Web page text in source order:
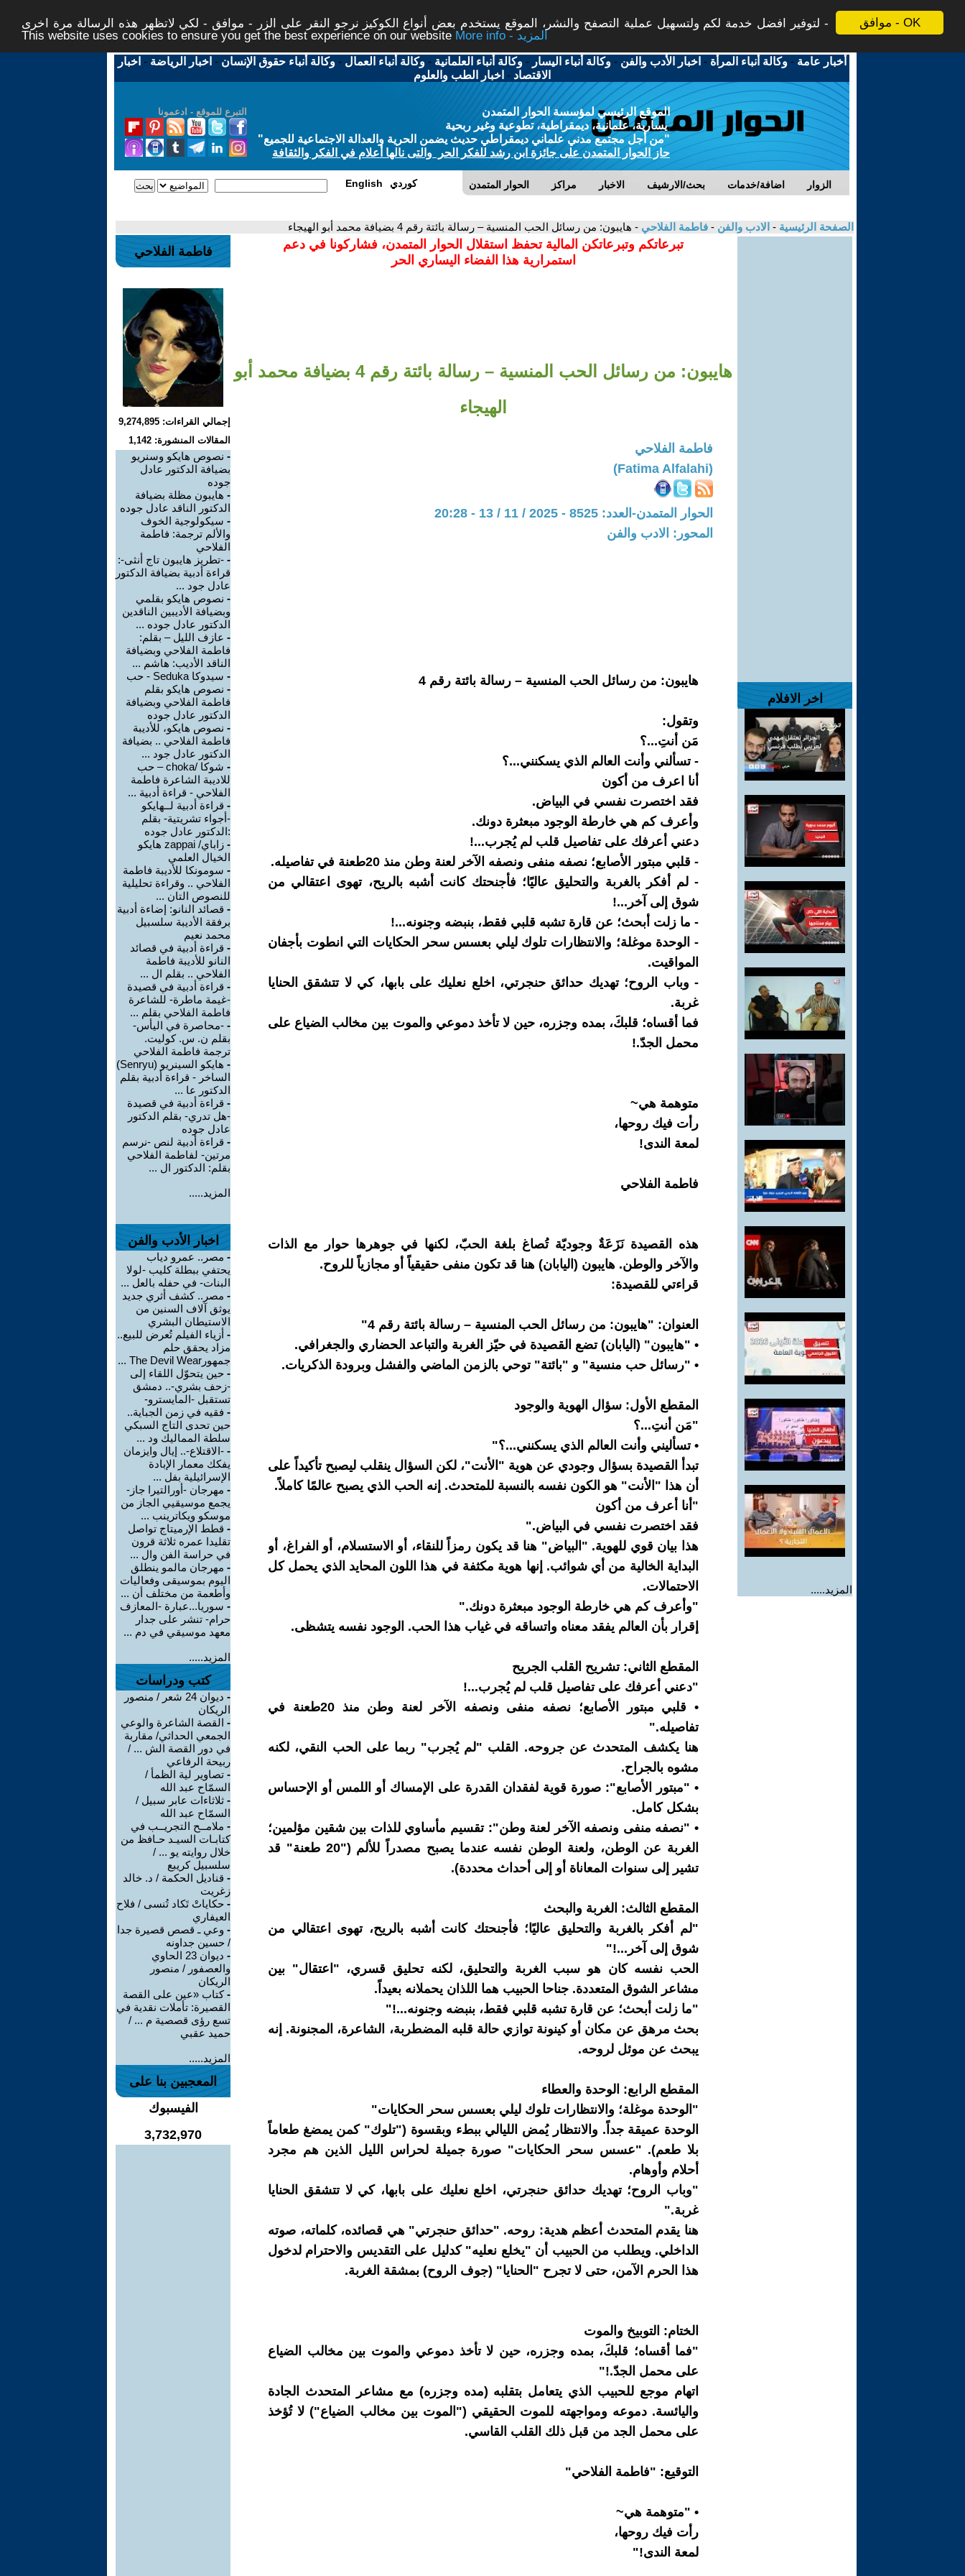
موافق - OK
لتوفير افضل خدمة لكم ولتسهيل عملية التصفح والنشر، الموقع يستخدم بعض أنواع الكوكيز نرجو النقر على الزر - موافق - لكي لاتظهر هذه الرسالة مرة اخرى -
This website uses cookies to ensure you get the best experience on our website
More info - المزيد
أخبار عامة -وكالة أنباء المرأة - اخبار الأدب والفن -وكالة أنباء اليسار -وكالة أنباء العلمانية -وكالة أنباء العمال -وكالة أنباء حقوق الإنسان - اخبار الرياضة - اخبار
الاقتصاد - اخبار الطب والعلوم
التبرع للموقع - ادعمونا
الموقع الرئيسي لمؤسسة الحوار المتمدن
يسارية، علمانية، ديمقراطية، تطوعية وغير ربحية
"من أجل مجتمع مدني علماني ديمقراطي حديث يضمن الحرية والعدالة الاجتماعية للجميع"
حاز الحوار المتمدن على جائزة ابن رشد للفكر الحر والتى نالها أعلام في الفكر والثقافة
الحوار المتمدن مراكز الاخبار بحث/الارشيف اضافة/خدمات الزوار English كوردي
الصفحة الرئيسية - الادب والفن - فاطمة الفلاحي - هايبون: من رسائل الحب المنسية – رسالة بائتة رقم 4 بضيافة محمد أبو الهيجاء
اخر الافلام
المزيد.....
تبرعاتكم وتبرعاتكن المالية تحفظ استقلال الحوار المتمدن، فشاركونا في دعم
استمرارية هذا الفضاء اليساري الحر
هايبون: من رسائل الحب المنسية – رسالة بائتة رقم 4 بضيافة محمد أبو
الهيجاء
فاطمة الفلاحي
(Fatima Alfalahi)
الحوار المتمدن-العدد: 8525 - 2025 / 11 / 13 - 20:28
المحور: الادب والفن
هايبون: من رسائل الحب المنسية – رسالة بائتة رقم 4
وتقول:
مَن أنتِ...؟
- تسألني وأنت العالم الذي يسكنني...؟
أنا اعرف من أكون
فقد اختصرت نفسي في البياض.
وأعرف كم هي خارطة الوجود مبعثرة دونك.
دعني أعرفك على تفاصيل قلب لم يُجرب...!
- قلبي مبتور الأصابع؛ نصفه منفى ونصفه الآخر لعنة وطن منذ 20طعنة في تفاصيله.
- لم أفكر بالغربة والتحليق عاليًا؛ فأجنحتك كانت أشبه بالريح، تهوى اعتقالي من
شوق إلى آخر...!
- ما زلت أبحث؛ عن قارة تشبه قلبي فقط، بنبضه وجنونه...!
- الوحدة موغلة؛ والانتظارات تلوك ليلي بعسس سحر الحكايات التي انطوت بأجفان
المواقيت.
- وباب الروح؛ تهديك حدائق حنجرتي، اخلع نعليك على بابها، كي لا تتشقق الحنايا
غربة.
فما أقساه؛ قلبكَ، بمده وجزره، حين لا تأخذ دموعي والموت بين مخالب الضياع على
محمل الجدّ.!
متوهمة هي~
رأت فيك روحها،
لمعة الندى!
فاطمة الفلاحي
هذه القصيدة نَزَعَةٌ وجوديّة تُصاغ بلغة الحبّ، لكنها في جوهرها حوار مع الذات
والآخر والوطن. هايبون (اليابان) هنا قد تكون منفى حقيقياً أو مجازياً للروح.
قراءتي للقصيدة:
العنوان: "هايبون: من رسائل الحب المنسية – رسالة بائتة رقم 4"
• "هايبون" (اليابان) تضع القصيدة في حيّز الغربة والتباعد الحضاري والجغرافي.
• "رسائل حب منسية" و "بائتة" توحي بالزمن الماضي والفشل وبرودة الذكريات.
المقطع الأول: سؤال الهوية والوجود
"مَن أنتِ...؟
• تسأليني وأنت العالم الذي يسكنني...؟"
تبدأ القصيدة بسؤال وجودي عن هوية "الأنت"، لكن السؤال ينقلب ليصبح تأكيداً على
أن هذا "الأنت" هو الكون نفسه بالنسبة للمتحدث. إنه الحب الذي يصبح عالمًا كاملاً.
"أنا أعرف من أكون
فقد اختصرت نفسي في البياض."
هذا بيان قوي للهوية. "البياض" هنا قد يكون رمزاً للنقاء، أو الاستسلام، أو الفراغ، أو
البداية الخالية من أي شوائب. إنها هوية مكثفة في هذا اللون المحايد الذي يحمل كل
الاحتمالات.
"وأعرف كم هي خارطة الوجود مبعثرة دونك."
إقرار بأن العالم يفقد معناه واتساقه في غياب هذا الحب. الوجود نفسه يتشظى.
المقطع الثاني: تشريح القلب الجريح
"دعني أعرفك على تفاصيل قلب لم يُجرب...!
• قلبي مبتور الأصابع؛ نصفه منفى ونصفه الآخر لعنة وطن منذ 20طعنة في
تفاصيله."
هنا يكشف المتحدث عن جروحه. القلب "لم يُجرب" ربما على الحب النقي، لكنه
مشوه بالجراح.
• "مبتور الأصابع": صورة قوية لفقدان القدرة على الإمساك أو اللمس أو الإحساس
بشكل كامل.
• "نصفه منفى ونصفه الآخر لعنة وطن": تقسيم مأساوي للذات بين شقين مؤلمين؛
الغربة عن الوطن، ولعنة الوطن نفسه عندما يصبح مصدراً للألم ("20 طعنة" قد
تشير إلى سنوات المعاناة أو إلى أحداث محددة).
المقطع الثالث: الغربة والبحث
"لم أفكر بالغربة والتحليق عاليًا؛ فأجنحتك كانت أشبه بالريح، تهوى اعتقالي من
شوق إلى آخر...!"
الحب نفسه كان هو سبب الغربة والتحليق، لكنه تحليق قسري، "اعتقال" بين
مشاعر الشوق المتعددة. جناحا الحبيب هما اللذان يحملانه بعيداً.
"ما زلت أبحث؛ عن قارة تشبه قلبي فقط، بنبضه وجنونه...!"
بحث مرهق عن مكان أو كينونة توازي حالة قلبه المضطربة، الشاعرة، المجنونة. إنه
يبحث عن موئل لروحه.
المقطع الرابع: الوحدة والعطاء
"الوحدة موغلة؛ والانتظارات تلوك ليلي بعسس سحر الحكايات"
الوحدة عميقة جداً. والانتظار يُمض الليالي ببطء وبقسوة ("تلوك" كمن يمضغ طعاماً
بلا طعم). "عسس سحر الحكايات" صورة جميلة لحراس الليل الذين هم مجرد
أحلام وأوهام.
"وباب الروح؛ تهديك حدائق حنجرتي، اخلع نعليك على بابها، كي لا تتشقق الحنايا
غربة."
هنا يقدم المتحدث أعظم هدية: روحه. "حدائق حنجرتي" هي قصائده، كلماته، صوته
الداخلي. ويطلب من الحبيب أن "يخلع نعليه" كدليل على التقديس والاحترام لدخول
هذا الحرم الآمن، حتى لا تجرح "الحنايا" (جوف الروح) بمشقة الغربة.
الختام: التوبيخ والموت
"فما أقساه؛ قلبكَ، بمده وجزره، حين لا تأخذ دموعي والموت بين مخالب الضياع
على محمل الجدّ.!"
اتهام موجع للحبيب الذي يتعامل بتقلبه (مده وجزره) مع مشاعر المتحدث الجادة
واليائسة. دموعه ومواجهته للموت الحقيقي ("الموت بين مخالب الضياع") لا تُؤخذ
على محمل الجد من قبل ذلك القلب القاسي.
التوقيع: "فاطمة الفلاحي"
• "متوهمة هي~
رأت فيك روحها،
لمعة الندى!"
فاطمة الفلاحي
إجمالي القراءات: 9,274,895
المقالات المنشورة: 1,142
- نصوص هايكو وسنريو
بضيافة الدكتور عادل
جوده
- هايبون مظلة بضيافة
الدكتور الناقد عادل جوده
- سيكولوجية الخوف
والألم ترجمة: فاطمة
الفلاحي
- -تطريز هايبون تاج أنثى-:
قراءة أدبية بضيافة الدكتور
عادل جود ...
- نصوص هايكو بقلمي
وبضيافة الأديبين الناقدين
الدكتور عادل جوده ...
- عازف الليل – بقلم:
فاطمة الفلاحي وبضيافة
الناقد الأديب: هاشم ...
- سيدوكا Seduka - حب
- نصوص هايكو بقلم
فاطمة الفلاحي وبضيافة
الدكتور عادل جوده
- نصوص هايكو، للأديبة
فاطمة الفلاحي .. بضيافة
الدكتور عادل جود ...
-
شوكا /choka – حب
للاديبة الشاعرة فاطمة
الفلاحي - قراءة أدبية ...
- قراءة أدبية لــهايكو
-أجواء تشريتية- بقلم
:الدكتور عادل جوده
-
زاباي/ zappai هايكو
الخيال العلمي
- سومونكا للأديبة فاطمة
الفلاحي .. وقراءة تحليلية
للنصوص التان ...
- قصائد النانو: إضاءة أدبية
برفقة الأديبة سلسبيل
محمد نعيم
- قراءة أدبية في قصائد
النانو للأديبة فاطمة
الفلاحي .. بقلم ال ...
- قراءة أدبية في قصيدة
-غيمة ماطرة- للشاعرة
فاطمة الفلاحي بقلم ...
- -محاصرة في اليأس-
بقلم ن. س. كوليت.
ترجمة فاطمة الفلاحي
-
هايكو السينريو (Senryu)
الساخر - قراءة أدبية بقلم
الدكتور عا ...
- قراءة أدبية في قصيدة
-هل تدري- بقلم الدكتور
عادل جوده
- قراءة أدبية لنص -نرسم
مرتين- لفاطمة الفلاحي
بقلم: الدكتور ال ...
المزيد.....
اخبار الأدب والفن
- مصر.. عمرو دياب
يحتفي ببطلة كليب -لولا
البنات- في حفله بالعل ...
- مصر.. كشف أثري جديد
يوثق آلاف السنين من
الاستيطان البشري
- أزياء الفيلم تُعرض للبيع..
مزاد يحقق حلم
جمهورThe Devil Wear ...
- حين يتحوّل اللقاء إلى
-زحف بشري-.. دمشق
تستقبل -المايسترو-
- فقيه في زمن الجباية..
حين تحدى التاج السبكي
سلطة المماليك ود ...
- -الاقتلاع-.. إيال وايزمان
يفكك معمار الإبادة
الإسرائيلية بفل ...
- مهرجان -أورالتيرا جاز-
يجمع موسيقيي الجاز من
موسكو ويكاترينب ...
- قطط الإرميتاج تواصل
تقليدا عمره ثلاثة قرون
في حراسة الفن وال ...
- مهرجان مالمو ينطلق
اليوم بموسيقى وفعاليات
وأطعمة من مختلف أن ...
- سوريا...عبارة -المعازف
حرام- تنشر على جدار
معهد موسيقي في دم ...
المزيد.....
كتب ودراسات
-
ديوان 24 شعر / منصور
الريكان
- القصة الشاعرة والوعي
الجمعي الحداثي/ مقاربة
في دور القصة الش ... /
ربيحة الرفاعي
- تصاوير لية الظمأ /
السمّاح عبد الله
- ثلاثاءات عابر سبيل /
السمّاح عبد الله
- ملامــح التجريــب في
كتابـات السيـد حـافظ من
خلال روايته يو ... /
سلسبيل كريبع
- قناديل الحكمة / د. خالد
زغريت
- حكاياتْ تَكاد تُنسى / فلاح
العيفاري
- وعي ـ قصص قصيرة جدا
/ حسين جداونه
-
ديوان 23 الحاوي
والعصفور / منصور
الريكان
-كتاب «عين على القصة
القصيرة: تأملات نقدية في
تسع رؤى قصصية م ... /
حميد عقبي
المزيد.....
المعجبين بنا على
الفيسبوك
3,732,970